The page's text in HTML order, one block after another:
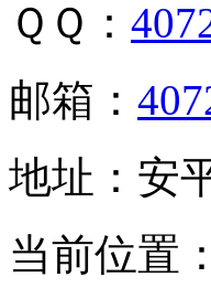
ＱＱ：
邮箱：
地址：安
当前位置：